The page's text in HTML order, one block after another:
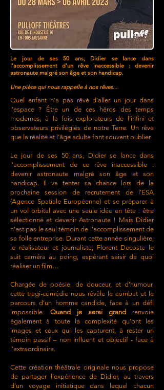
Le jour de ses 50 ans, Didier se lance dans
l’accomplissement d’un rêve inaccessible : devenir
astronaute malgré son âge et son handicap.
Une pièce qui nous rappelle à nos rêves...
Quel enfant n’a pas rêvé d’aller un jour dans
l’espace ? Être un de ces héros des temps
modernes, à la fois explorateurs de l’infini et
observateurs privilégiés de notre Terre. Un rêve
que la réalité et l’âge adulte font souvent oublier.
Le jour de ses 50 ans, Didier se lance dans
l’accomplissement de ce rêve inaccessible :
devenir astronaute malgré son âge et son
handicap. Il va tenter sa chance lors de la
prochaine session de recrutement de l’ESA
(Agence Spatiale Européenne) et se préparer à
un vol orbital avec une seule idée en tête : être
sélectionné et devenir Astronaute ! Mais Didier
n’est pas le seul témoin de l’accomplissement de
sa folle entreprise. Durant cette année singulière,
le réalisateur et journaliste, Florent Decoste le
suit caméra au poing, espérant saisir de quoi
réaliser un film…
Chargée de poésie, de douceur, et d’humour,
cette tragi-comédie nous révèle le combat et le
parcours d’un homme candide, face à un défi
impossible.Quand je serai grand renvoie
également à toute la complexité qu’ont les
images et ceux qui les capturent, à rester un
témoin passif – non influent et objectif - face à
l’extraordinaire.
Cette création théâtrale originale nous propose
de partager l’expérience de Didier, au travers
d’un voyage initiatique dans lequel chacun